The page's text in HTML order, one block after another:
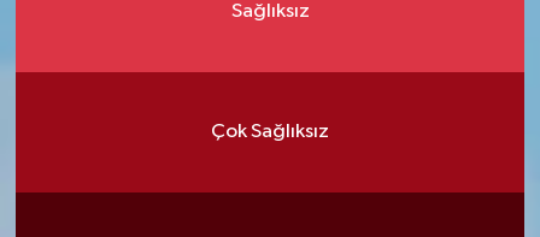
Sağlıksız
Çok Sağlıksız